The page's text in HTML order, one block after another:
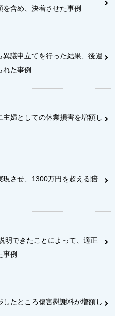
含め、決着させた事例
議申立てを行った結果、後遺
れた事例
婦としての休業損害を増額し
現させ、1300万円を超える賠
明できたことによって、適正
事例
たところ傷害慰謝料が増額し